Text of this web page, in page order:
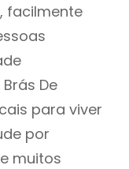
facilmente
De
para viver
por
muitos